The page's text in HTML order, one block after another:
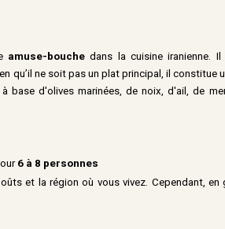
amuse-bouche dans la cuisine iranienne.
ne soit pas un plat principal, il constitue
base d'olives marinées, de noix, d'ail, de
6 à 8 personnes
et la région où vous vivez. Cependant, en